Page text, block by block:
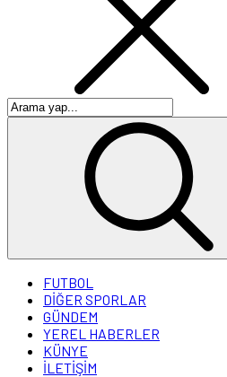
FUTBOL
DİĞER SPORLAR
GÜNDEM
YEREL HABERLER
KÜNYE
İLETİŞİM